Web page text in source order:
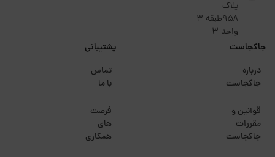
پلاک
۹۵۸طبقه 3
واحد 3
جاکجاست
درباره
جاکجاست
قوانین و
مقررات
جاکجاست
پشتیبانی
تماس
با ما
فرصت
های
همکاری